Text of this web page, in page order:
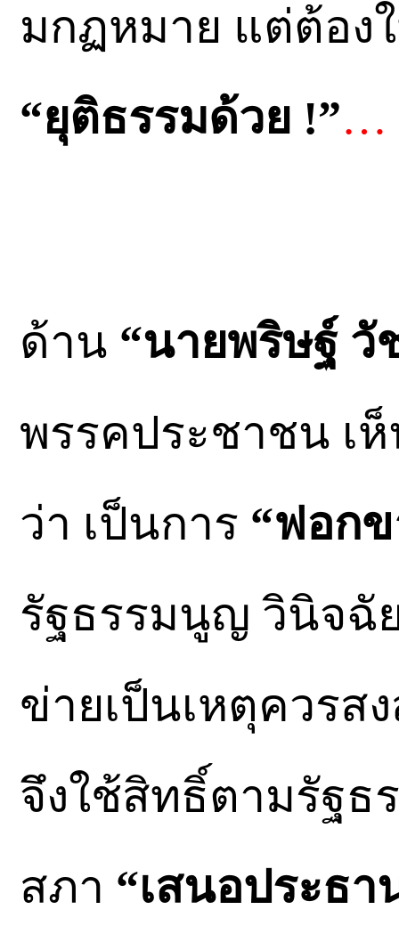
มกฏหมาย แต่ต้อง
“ยุติธรรมด้วย !”…
ด้าน “นายพริษฐ์ วั
พรรคประชาชน เ
ว่า เป็นการ “ฟอกข
รัฐธรรมนูญ วินิจฉั
ข่ายเป็นเหตุควรส
จึงใช้สิทธิ์ตามรัฐธ
สภา “เสนอประธา